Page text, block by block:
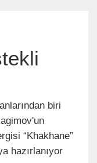
biri
“Khakhane”
hazırlanıyor